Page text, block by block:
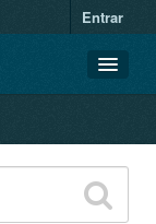
Entrar